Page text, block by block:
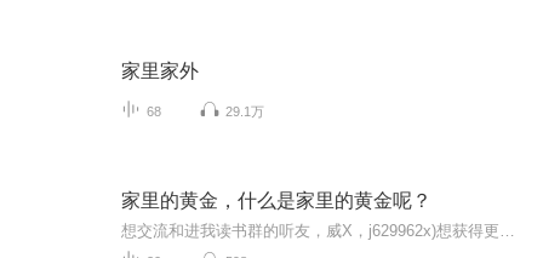
家里家外
68 29.1万
家里的黄金，什么是家里的黄金呢？